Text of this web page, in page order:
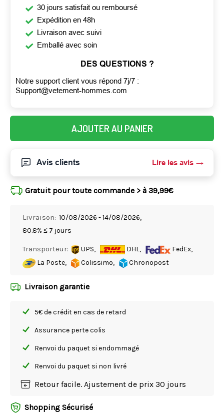
30 jours satisfait ou remboursé
Expédition en 48h
Livraison avec suivi
Emballé avec soin
DES QUESTIONS ?
Notre support client vous répond 7j/7 :
Support@vetement-hommes.com
AJOUTER AU PANIER
Avis clients Lire les avis
Gratuit pour toute commande > à 39,99€
Livraison: 10/08/2026 - 14/08/2026,
80.8% ≤ 7 jours
Transporteur: UPS, DHL,
FedEx,
La Poste,
Colissimo, Chronopost
Livraison garantie
5€ de crédit en cas de retard
Assurance perte colis
Renvoi du paquet si endommagé
Renvoi du paquet si non livré
Retour facile. Ajustement de prix 30 jours
Shopping Sécurisé